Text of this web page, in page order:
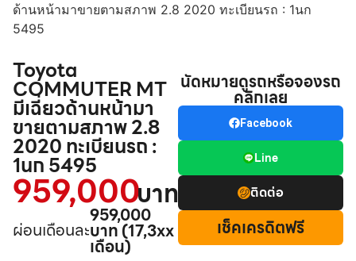
ด้านหน้ามาขายตามสภาพ 2.8 2020 ทะเบียนรถ : 1นก
5495
Toyota
COMMUTER MT
มีเฉี่ยวด้านหน้ามา
ขายตามสภาพ 2.8
2020 ทะเบียนรถ :
1นก 5495
959,000บาท
ผ่อนเดือนละ
959,000
บาท (17,3xx
เดือน)
นัดหมายดูรถหรือจองรถ
คลิกเลย
Facebook
Line
ติดต่อ
เช็คเครดิตฟรี